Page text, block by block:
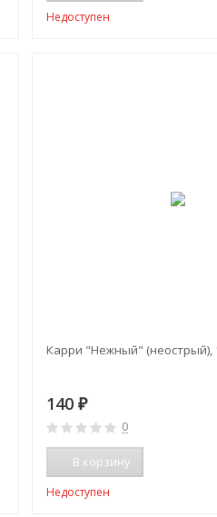
Недоступен
Карри "Нежный" (неострый),
140 ₽
0
В корзину
Недоступен